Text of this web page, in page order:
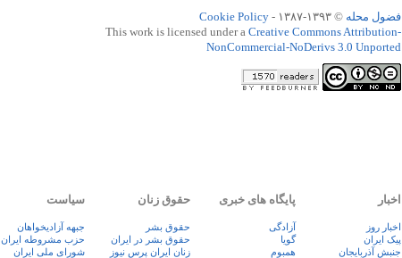
فضول محله © ۱۳۹۳-۱۳۸۷ -
Cookie Policy
This work is licensed under a Creative Commons Attribution-
NonCommercial-NoDerivs 3.0 Unported
اخبار
اخبار روز
پيک ايران
جنبش آذربایجان
پایگاه های خبری
آزادگی
گویا
همبوم
حقوق زنان
حقوق بشر
حقوق بشر در ایران
زنان ايران پرس نيوز
سیاست
جبهه آزادیخواهان
حزب مشروطه ایران
شورای ملی ایران